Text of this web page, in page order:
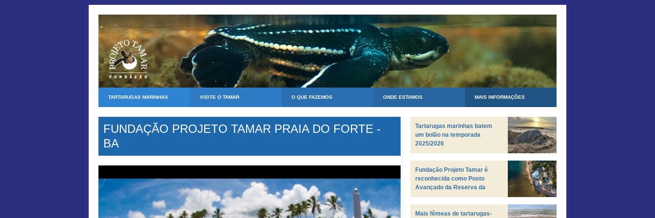
TARTARUGAS MARINHAS VISITE O TAMAR O QUE FAZEMOS ONDE ESTAMOS MAIS INFORMAÇÕES
FUNDAÇÃO PROJETO TAMAR PRAIA DO FORTE -
BA
Tartarugas marinhas batem
um bolão na temporada
2025/2026
Fundação Projeto Tamar é
reconhecida como Posto
Avançado da Reserva da
Biosfera da Mata Atlântica
Mais fêmeas de tartarugas-